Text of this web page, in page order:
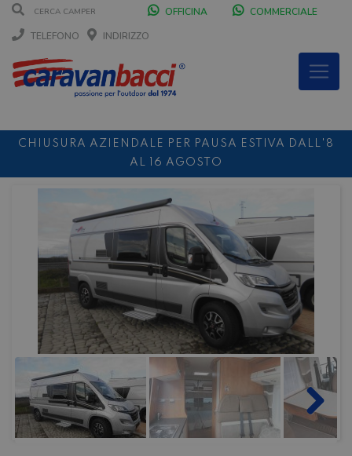
OFFICINA
COMMERCIALE
TELEFONO
INDIRIZZO
CHIUSURA AZIENDALE PER PAUSA ESTIVA DALL'8
AL 16 AGOSTO
DURANTE IL MESE DI AGOSTO SIAMO CHIUSI IL
SABATO POMERIGGIO
SCONTO 10%NOLEGGIO ENTRO IL 31.08PER I
NOLEGGI DI SETTEMBRE